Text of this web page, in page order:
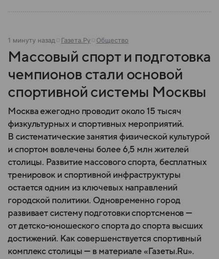
1 минуту назад Газета.Ру Общество
Массовый спорт и подготовка
чемпионов стали основой
спортивной системы Москвы
Москва ежегодно проводит около 15 тысяч
физкультурных и спортивных мероприятий.
В систематические занятия физической культурой
и спортом вовлечены более 6,5 млн жителей
столицы. Развитие массового спорта, бесплатных
тренировок и спортивной инфраструктуры
остается одним из ключевых направлений
городской политики. Одновременно город
развивает систему подготовки спортсменов —
от детско-юношеского спорта до спорта высших
достижений. Как совершенствуется спортивный
комплекс столицы — в материале «Газеты.Ru».